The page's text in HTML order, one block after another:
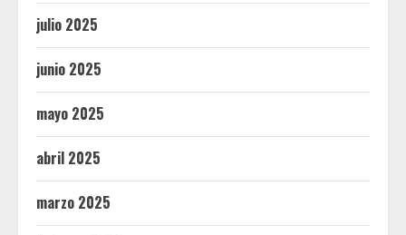
julio 2025
junio 2025
mayo 2025
abril 2025
marzo 2025